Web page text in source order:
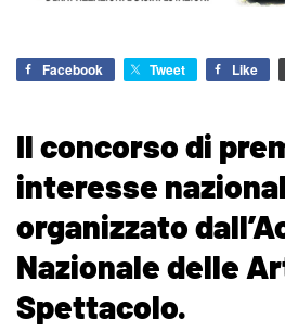
Facebook Tweet Like
Il concorso di
interesse
organizzato
Nazionale delle
Spettacolo.